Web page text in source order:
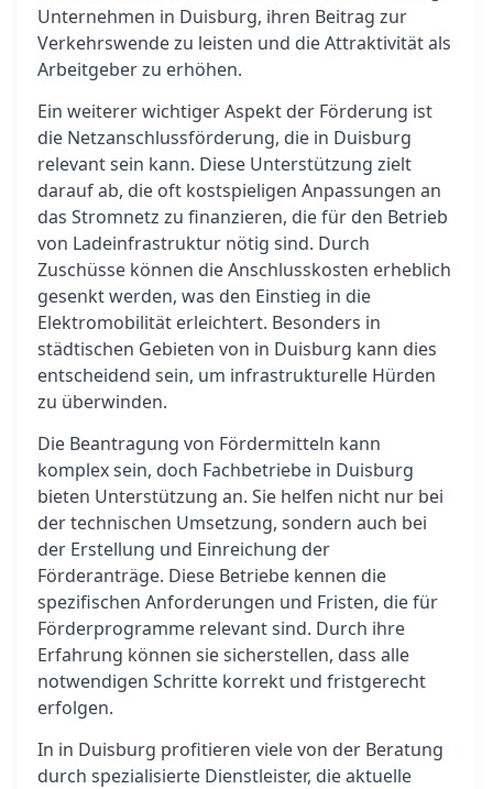
Unternehmen in Duisburg, ihren Beitrag zur
Verkehrswende zu leisten und die Attraktivität als
Arbeitgeber zu erhöhen.
Ein weiterer wichtiger Aspekt der Förderung ist
die Netzanschlussförderung, die in Duisburg
relevant sein kann. Diese Unterstützung zielt
darauf ab, die oft kostspieligen Anpassungen an
das Stromnetz zu finanzieren, die für den Betrieb
von Ladeinfrastruktur nötig sind. Durch
Zuschüsse können die Anschlusskosten erheblich
gesenkt werden, was den Einstieg in die
Elektromobilität erleichtert. Besonders in
städtischen Gebieten von in Duisburg kann dies
entscheidend sein, um infrastrukturelle Hürden
zu überwinden.
Die Beantragung von Fördermitteln kann
komplex sein, doch Fachbetriebe in Duisburg
bieten Unterstützung an. Sie helfen nicht nur bei
der technischen Umsetzung, sondern auch bei
der Erstellung und Einreichung der
Förderanträge. Diese Betriebe kennen die
spezifischen Anforderungen und Fristen, die für
Förderprogramme relevant sind. Durch ihre
Erfahrung können sie sicherstellen, dass alle
notwendigen Schritte korrekt und fristgerecht
erfolgen.
In in Duisburg profitieren viele von der Beratung
durch spezialisierte Dienstleister, die aktuelle